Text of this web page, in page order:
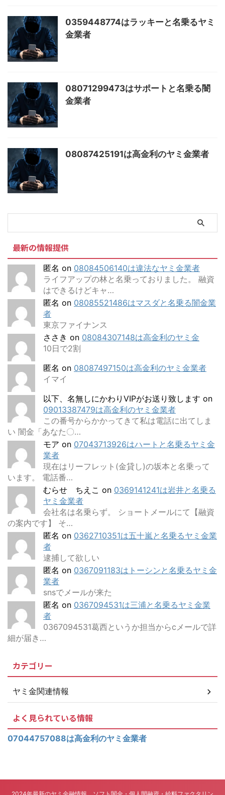
0359448774はラッキーと名乗るヤミ
金業者
08071299473はサポートと名乗る闇
金業者
08087425191は高金利のヤミ金業者
最新の情報提供
匿名 on 08084506140は違法なヤミ金業者
ライフアップの林と名乗っておりました。 融資
はできるけどキャ…
匿名 on 08085521486はマスダと名乗る闇金業
者
東京ファイナンス
ささき on 08084307148は高金利のヤミ金
10日で2割
匿名 on 08087497150は高金利のヤミ金業者
イマイ
以下、名無しにかわりVIPがお送り致します on
09013387479は高金利のヤミ金業者
この番号からかかってきて私は電話に出てしま
い 闇金「あなた〇…
モア on 07043713926はハートと名乗るヤミ金
業者
現在はリーフレット(金貸し)の坂本と名乗って
います。 電話番…
むらせ ちえこ on 0369141241は岩井と名乗る
ヤミ金業者
会社名は名乗らず。 ショートメールにて【融資
の案内です】 そ…
匿名 on 0362710351は五十嵐と名乗るヤミ金業
者
逮捕して欲しい
匿名 on 0367091183はトーシンと名乗るヤミ金
業者
snsでメールが来た
匿名 on 0367094531は三浦と名乗るヤミ金業
者
0367094531葛西というか担当からcメールで詳
細が届き…
カテゴリー
ヤミ金関連情報
よく見られている情報
07044757088は高金利のヤミ金業者